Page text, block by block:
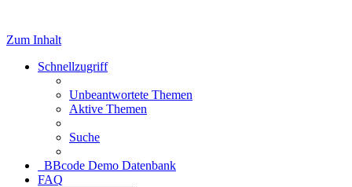
Zum Inhalt
Schnellzugriff
Unbeantwortete Themen
Aktive Themen
Suche
BBcode Demo Datenbank
FAQ